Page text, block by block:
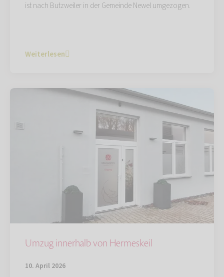
ist nach Butzweiler in der Gemeinde Newel umgezogen.
Weiterlesen
Umzug innerhalb von Hermeskeil
10. April 2026